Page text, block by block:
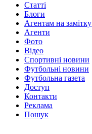
Статті
Блоги
Агентам на замітку
Агенти
Фото
Відео
Спортивні новини
Футбольні новини
Футбольна газета
Доступ
Контакти
Реклама
Пошук